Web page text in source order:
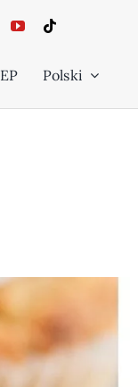
Polski